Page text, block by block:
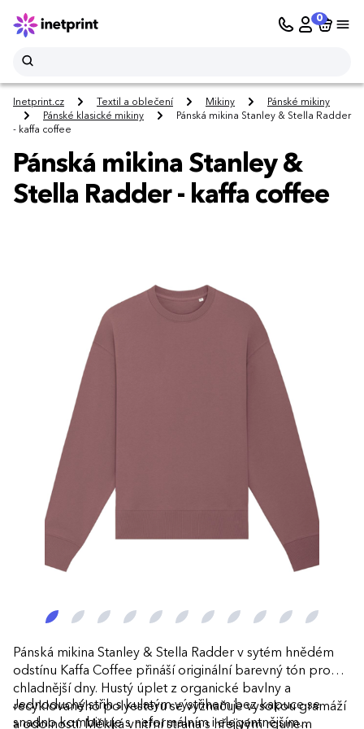
0
Inetprint.cz Textil a oblečení Mikiny
Pánské mikiny
Pánské klasické mikiny
Pánská mikina Stanley & Stella Radder
- kaffa coffee
Pánská mikina Stanley &
Stella Radder - kaffa coffee
Pánská mikina Stanley & Stella Radder v sytém hnědém
odstínu Kaffa Coffee přináší originální barevný tón pro
chladnější dny. Hustý úplet z organické bavlny a
recyklovaného polyesteru se vyznačuje vysokou gramáží
a odolností. Měkká vnitřní strana s hřejivým rounem
Jednoduchý střih s kulatým výstřihem bez kapuce se
snadno kombinuje s neformálním i elegantnějším